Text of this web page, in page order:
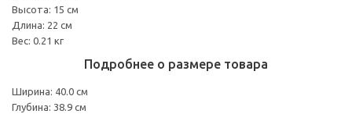
Высота: 15 см
Длина: 22 см
Вес: 0.21 кг
Подробнее о размере товара
Ширина: 40.0 см
Глубина: 38.9 см